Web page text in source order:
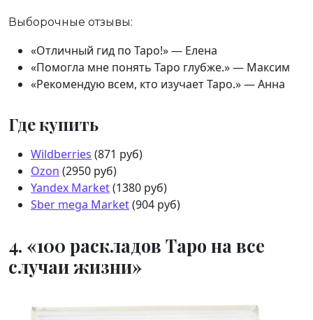
Выборочные отзывы:
«Отличный гид по Таро!» — Елена
«Помогла мне понять Таро глубже.» — Максим
«Рекомендую всем, кто изучает Таро.» — Анна
Где купить
Wildberries (871 руб)
Ozon (2950 руб)
Yandex Market(1380 руб)
Sber mega Market(904 руб)
4. «100 раскладов Таро на все
случаи жизни»